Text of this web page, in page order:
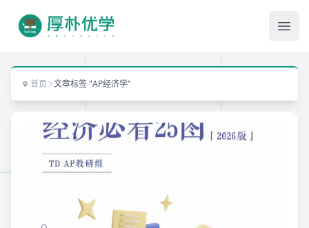
首页 文章标签 "AP经济学"